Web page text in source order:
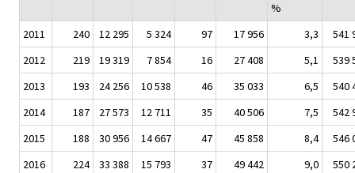
%
2011 240 12 295 5 324 97 17 956 3,3
541
2012
219 19 319 7 854 16 27 408 5,1
539
2013
193 24 256 10 538 46 35 033 6,5
540
2014
187 27 573 12 711 35 40 506 7,5
542
2015
188 30 956 14 667 47 45 858 8,4
546
2016
224 33 388 15 793 37 49 442 9,0
550